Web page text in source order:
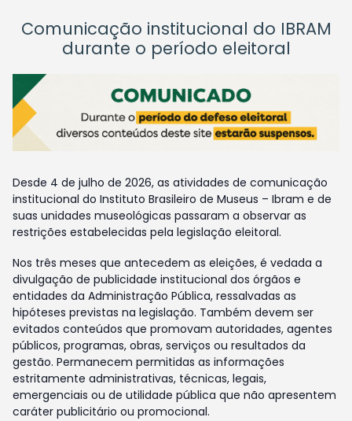
Comunicação institucional do IBRAM
durante o período eleitoral
Desde 4 de julho de 2026, as atividades de comunicação
institucional do Instituto Brasileiro de Museus – Ibram e de
suas unidades museológicas passaram a observar as
restrições estabelecidas pela legislação eleitoral.
Nos três meses que antecedem as eleições, é vedada a
divulgação de publicidade institucional dos órgãos e
entidades da Administração Pública, ressalvadas as
hipóteses previstas na legislação. Também devem ser
evitados conteúdos que promovam autoridades, agentes
públicos, programas, obras, serviços ou resultados da
gestão. Permanecem permitidas as informações
estritamente administrativas, técnicas, legais,
emergenciais ou de utilidade pública que não apresentem
caráter publicitário ou promocional.